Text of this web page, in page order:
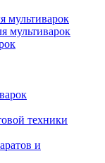
мультиварок
мультиварок
техники
и